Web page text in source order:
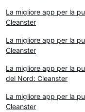
La migliore app per la
Cleanster
La migliore app per la
Cleanster
La migliore app per la
del Nord: Cleanster
La migliore app per la
Cleanster